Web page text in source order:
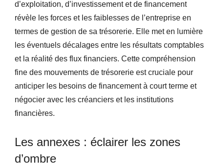
d’exploitation, d’investissement et de financement
révèle les forces et les faiblesses de l’entreprise en
termes de gestion de sa trésorerie. Elle met en lumière
les éventuels décalages entre les résultats comptables
et la réalité des flux financiers. Cette compréhension
fine des mouvements de trésorerie est cruciale pour
anticiper les besoins de financement à court terme et
négocier avec les créanciers et les institutions
financières.
Les annexes : éclairer les zones
d’ombre